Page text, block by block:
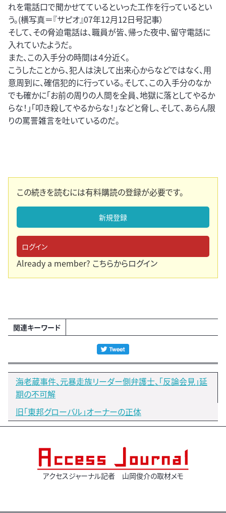
れを電話口で聞かせてているといった工作を行っているとい
う。(横写真＝『サピオ』07年12月12日号記事）
そして、その脅迫電話は、職員が皆、帰った夜中、留守電話に
入れていたようだ。
また、この入手分の時間は４分近く。
こうしたことから、犯人は決して出来心からなどではなく、用
意周到に、確信犯的に行っている。そして、この入手分のなか
でも確かに「お前の周りの人間を全員、地獄に落としてやるか
らな！」「叩き殺してやるからな！」などと脅し、そして、あらん限
りの罵詈雑言を吐いているのだ。
この続きを読むには有料購読の登録が必要です。
新規登録
ログイン
Already a member? こちらからログイン
関連キーワード
海老蔵事件、元暴走族リーダー側弁護士、「反論会見」延
期の不可解
旧「東邦グローバル」オーナーの正体
アクセスジャーナル記者 山岡俊介の取材メモ